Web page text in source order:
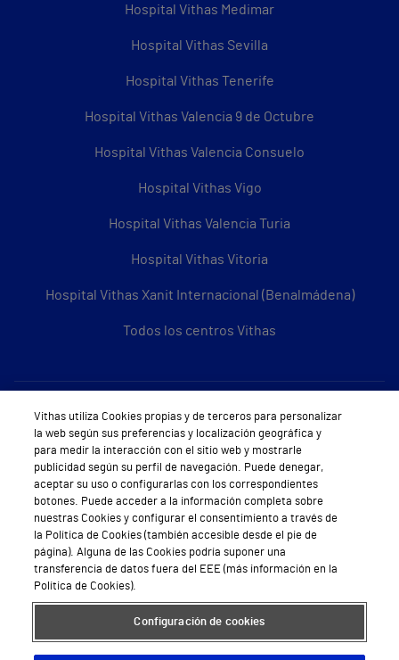
Hospital Vithas Medimar
Hospital Vithas Sevilla
Hospital Vithas Tenerife
Hospital Vithas Valencia 9 de Octubre
Hospital Vithas Valencia Consuelo
Hospital Vithas Vigo
Hospital Vithas Valencia Turia
Hospital Vithas Vitoria
Hospital Vithas Xanit Internacional (Benalmádena)
Todos los centros Vithas
Sobre Vithas
Quiénes somos
Trabajar en Vithas
Teléfono Cita Médica
Teléfono Atención al Cliente
Política de seguridad y salud en el trabajo
Conoce a Supervita
Vithas utiliza Cookies propias y de terceros para personalizar
la web según sus preferencias y localización geográfica y
para medir la interacción con el sitio web y mostrarle
publicidad según su perfil de navegación. Puede denegar,
aceptar su uso o configurarlas con los correspondientes
botones. Puede acceder a la información completa sobre
nuestras Cookies y configurar el consentimiento a través de
la Política de Cookies (también accesible desde el pie de
página). Alguna de las Cookies podría suponer una
transferencia de datos fuera del EEE (más información en la
Política de Cookies).
Configuración de cookies